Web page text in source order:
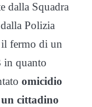
dalla Squadra
Polizia
fermo di un
in quanto
omicidio
cittadino